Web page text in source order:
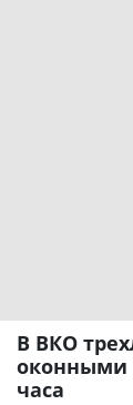
В ВКО
оконными
часа